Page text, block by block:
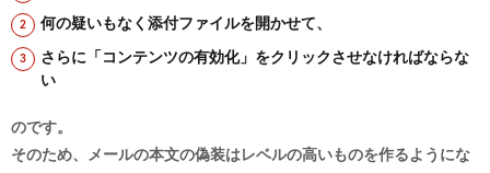
何の疑いもなく添付ファイルを開かせて、
さらに「コンテンツの有効化」をクリックさせなければならな
い
のです。
そのため、メールの本文の偽装はレベルの高いものを作るようにな